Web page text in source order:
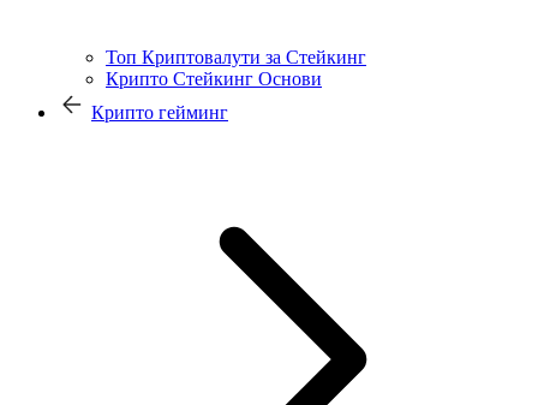
Топ Криптовалути за Стейкинг
Крипто Стейкинг Основи
Крипто гейминг